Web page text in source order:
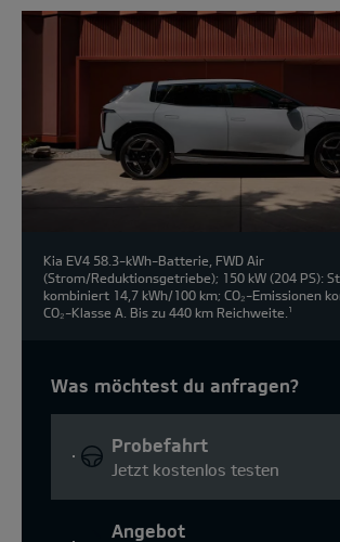
Kia EV4 58.3-kWh-Batterie, FWD Air
(Strom/Reduktionsgetriebe); 150 kW (204 PS):
kombiniert 14,7 kWh/100 km; CO₂-Emissionen
CO₂-Klasse A. Bis zu 440 km Reichweite.
1
Was möchtest du anfragen?
Probefahrt
Jetzt kostenlos testen
Angebot